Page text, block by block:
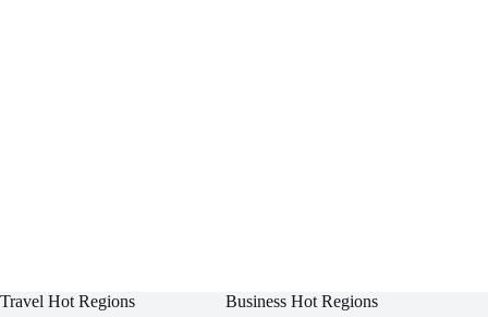
Travel Hot Regions Business Hot Regions